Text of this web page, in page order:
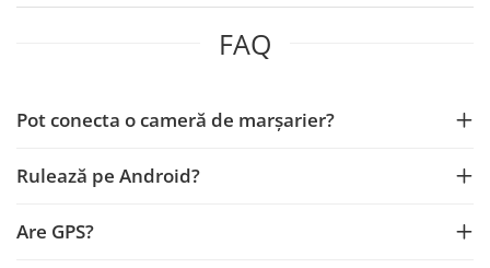
Navigații auto universale
Navigații universale 1DIN
Rame adaptoare auto
FAQ
Pot conecta o cameră de marșarier?
Rulează pe Android?
Are GPS?